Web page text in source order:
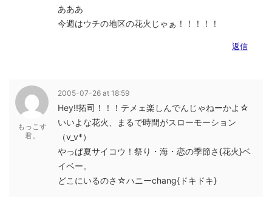
あああ
今週はウチの地区の花火じゃぁ！！！！！
返信
もっこす
君。
2005-07-26 at 18:59
Hey!!拓司！！！テメェ楽しんでんじゃねーかよ☆
いいよな花火、まるで時間がスローモーション
（v_v*）
やっぱ夏サイコウ！祭り・海・恋の季節さ{花火}ベ
イベー。
どこにいるのさ☆ハニーchang{ドキドキ}